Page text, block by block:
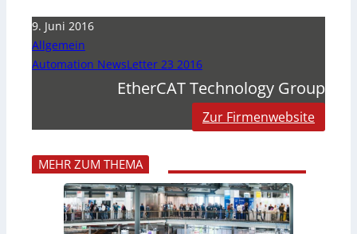
9. Juni 2016
Allgemein
Automation NewsLetter 23 2016
EtherCAT Technology Group
Zur Firmenwebsite
MEHR ZUM THEMA